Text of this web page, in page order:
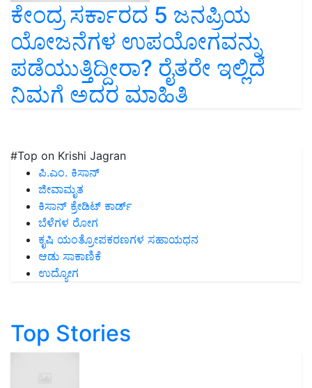
ಕೇಂದ್ರ ಸರ್ಕಾರದ 5 ಜನಪ್ರಿಯ
ಯೋಜನೆಗಳ ಉಪಯೋಗವನ್ನು
ಪಡೆಯುತ್ತಿದ್ದೀರಾ? ರೈತರೇ ಇಲ್ಲಿದೆ
ನಿಮಗೆ ಅದರ ಮಾಹಿತಿ
#Top on Krishi Jagran
ಪಿ.ಎಂ. ಕಿಸಾನ್
ಜೀವಾಮೃತ
ಕಿಸಾನ್ ಕ್ರೇಡಿಟ್ ಕಾರ್ಡ್
ಬೆಳೆಗಳ ರೋಗ
ಕೃಷಿ ಯಂತ್ರೋಪಕರಣಗಳ ಸಹಾಯಧನ
ಆಡು ಸಾಕಾಣಿಕೆ
ಉದ್ಯೋಗ
Top Stories